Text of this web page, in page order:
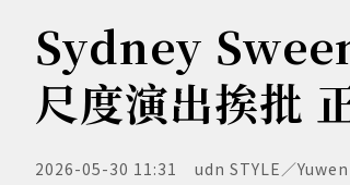
Sydney
尺度演出挨批
2026-05-30 11:31 udn STYLE／Yuwen